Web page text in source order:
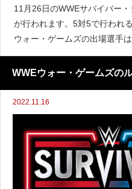
11月26日のWWEサバイバー
が行われます。5対5で行われ
ウォー・ゲームズの出場選手
ん。『PWInsider』によると
ズ、ウーソズ、サミ・ゼイン
WWEウォー・ゲームズの
2022.11.16